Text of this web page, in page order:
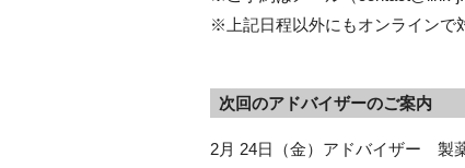
※上記日程以外にもオンラインで
次回のアドバイザーのご案内
2月 24日（金）アドバイザー 製